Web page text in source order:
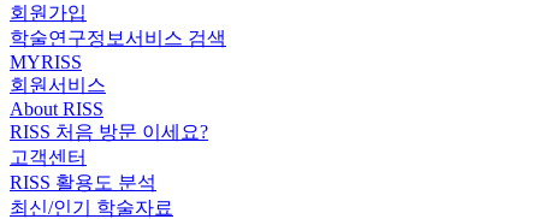
회원가입
학술연구정보서비스 검색
MYRISS
회원서비스
About RISS
RISS 처음 방문 이세요?
고객센터
RISS 활용도 분석
최신/인기 학술자료